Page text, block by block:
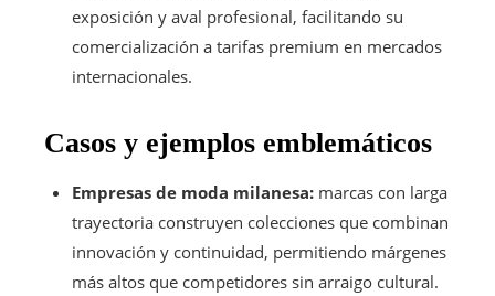
exposición y aval profesional, facilitando su
comercialización a tarifas premium en mercados
internacionales.
Casos y ejemplos emblemáticos
Empresas de moda milanesa: marcas con larga
trayectoria construyen colecciones que combinan
innovación y continuidad, permitiendo márgenes
más altos que competidores sin arraigo cultural.